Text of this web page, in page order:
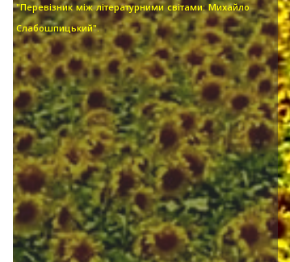
"Перевізник між літературними світами: Михайло
Слабошпицький".